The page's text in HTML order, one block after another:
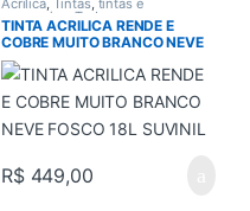
Acrilica, Tintas, tintas e
acessorios,Todos
TINTA ACRILICA RENDE E
COBRE MUITO BRANCO NEVE
FOSCO 18L SUVINIL
R$449,00